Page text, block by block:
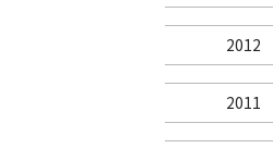
2012
2011